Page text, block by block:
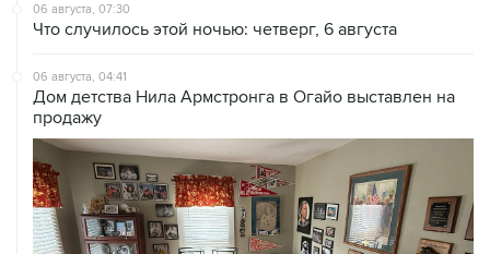
06 августа, 07:30
Что случилось этой ночью: четверг, 6 августа
06 августа, 04:41
Дом детства Нила Армстронга в Огайо выставлен на
продажу